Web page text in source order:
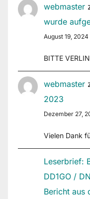
webmaster
wurde
August 19, 2024
BITTE
webmaster
2023
Dezember 27,
Vielen Dank
Leserbrief:
DD1GO /
Bericht aus